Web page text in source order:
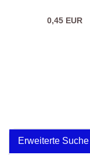
0,45 EUR
Erweiterte Suche